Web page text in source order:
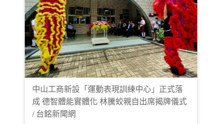
中山工商新設「運動表現訓練中心」正式落
成 德智體能實體化 林騰蛟親自出席揭牌儀式
/ 台銘新聞網